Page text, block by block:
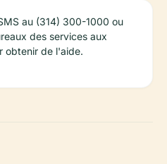
au (314) 300-1000 ou
des services aux
obtenir de l'aide.